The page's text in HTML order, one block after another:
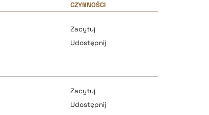
CZYNNOŚCI
Zacytuj
Udostępnij
Zacytuj
Udostępnij